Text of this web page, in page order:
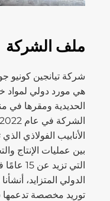
ملف الشركة
شركة تيانجين كونيو
هي مورد دولي لمواد
الحديدية ومقرها في
بين عمليات الإنتاج
التي
الدولي المتزايد،
توريد مخصصة تدعمها